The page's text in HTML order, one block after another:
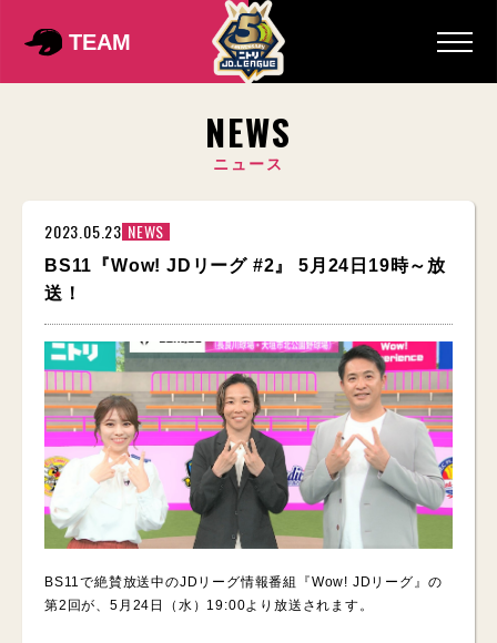
TEAM
NEWS
ニュース
2023.05.23 NEWS
BS11『Wow! JDリーグ #2』 5月24日19時～放
送！
BS11で絶賛放送中のJDリーグ情報番組『Wow! JDリーグ』の
第2回が、5月24日（水）19:00より放送されます。